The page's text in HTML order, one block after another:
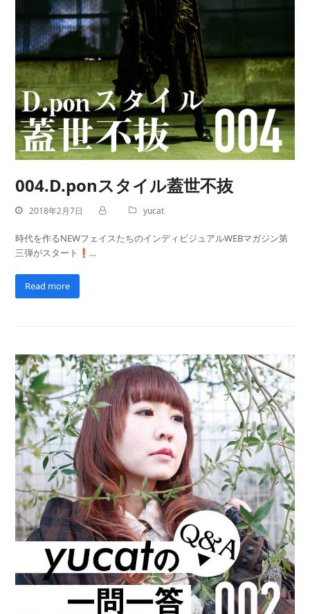
004.D.ponスタイル蓋世不抜
2018年2月7日 yucat
時代を作るNEWフェイスたちのインディビジュアルWEBマガジン第
三弾がスタート❗…
Read more